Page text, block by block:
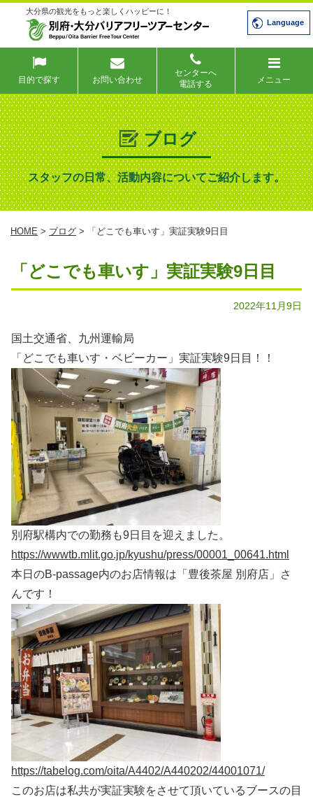
大分県の観光をもっと楽しくハッピーに！
Language
目的で探す お問い合わせ
センターへ
電話する
メニュー
ブログ
スタッフの日常、活動内容についてご紹介します。
HOME > ブログ > 「どこでも車いす」実証実験9日目
「どこでも車いす」実証実験9日目
2022年11月9日
国土交通省、九州運輸局
「どこでも車いす・ベビーカー」実証実験9日目！！
別府駅構内での勤務も9日目を迎えました。
https://wwwtb.mlit.go.jp/kyushu/press/00001_00641.html
本日のB-passage内のお店情報は「豊後茶屋 別府店」さ
んです！
https://tabelog.com/oita/A4402/A440202/44001071/
このお店は私共が実証実験をさせて頂いているブースの目